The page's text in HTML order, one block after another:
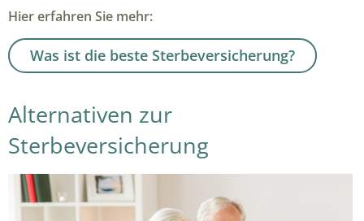
Hier erfahren Sie mehr:
Was ist die beste Sterbeversicherung?
Alternativen zur
Sterbeversicherung